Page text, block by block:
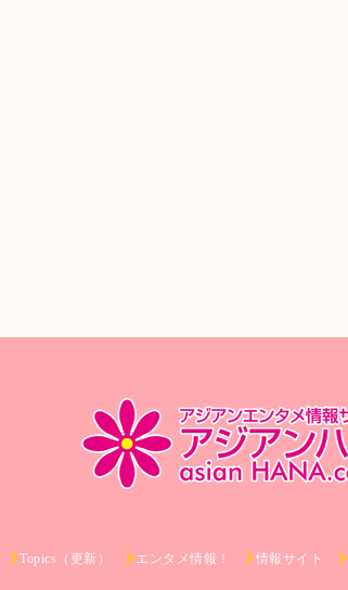
Topics（更新） エンタメ情報！ 情報サイト